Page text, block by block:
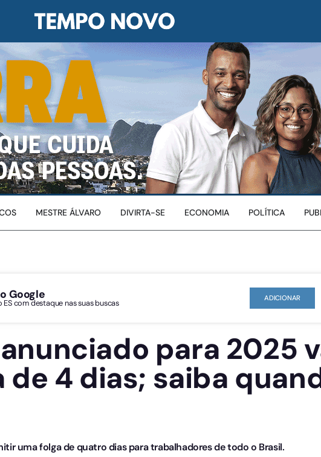
MESTRE ÁLVARO DIVIRTA-SE ECONOMIA POLÍTICA
Google
com destaque nas suas buscas ADICIONAR
para 2025
4 dias; saiba
uma folga de quatro dias para trabalhadores de todo o Brasil.